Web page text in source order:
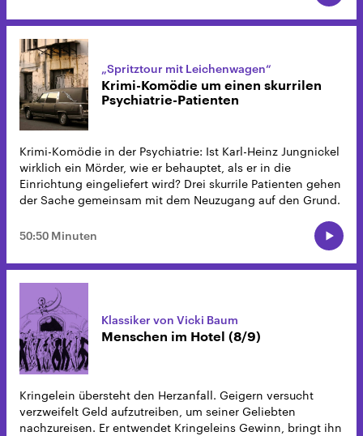
„Spritztour mit Leichenwagen“
Krimi-Komödie um einen skurrilen
Psychiatrie-Patienten
Krimi-Komödie in der Psychiatrie: Ist Karl-Heinz Jungnickel
wirklich ein Mörder, wie er behauptet, als er in die
Einrichtung eingeliefert wird? Drei skurrile Patienten gehen
der Sache gemeinsam mit dem Neuzugang auf den Grund.
50:50 Minuten
Klassiker von Vicki Baum
Menschen im Hotel (8/9)
Kringelein übersteht den Herzanfall. Geigern versucht
verzweifelt Geld aufzutreiben, um seiner Geliebten
nachzureisen. Er entwendet Kringeleins Gewinn, bringt ihn